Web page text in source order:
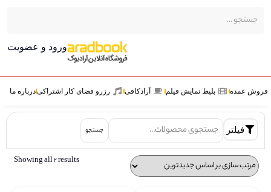
ورود و عضویت
عمده بلیط نمایش فیلم آرادکافی رزرو فضای کار اشتراکی درباره ما
فیلتر جستجو
Showing all 2 results